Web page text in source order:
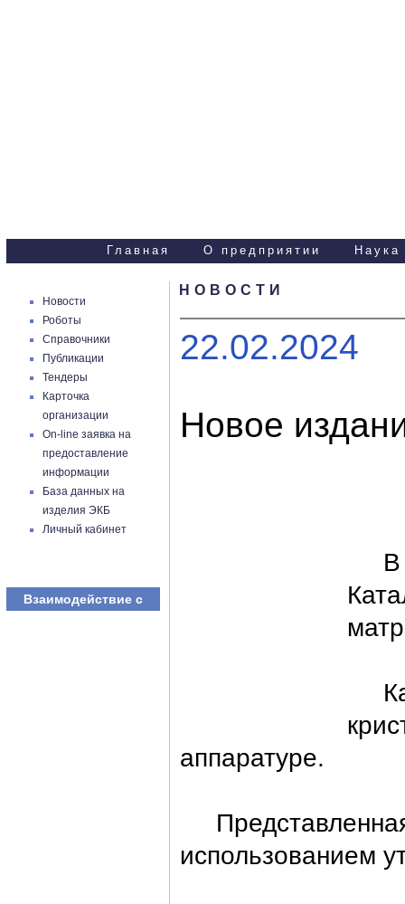
Главная О предприятии Наука
Новости
Роботы
Справочники
Публикации
Тендеры
Карточка
организации
On-line заявка на
предоставление
информации
База данных на
изделия ЭКБ
Личный кабинет
Взаимодействие с
НОВОСТИ
22.02.2024
Новое
В
аппаратуре.
использованием